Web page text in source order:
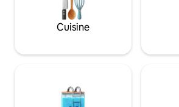
située dans le centre de l'Istrie, ce qui en
fait un excellent point de départ pour
explorer toute la péninsule.
Cuisine